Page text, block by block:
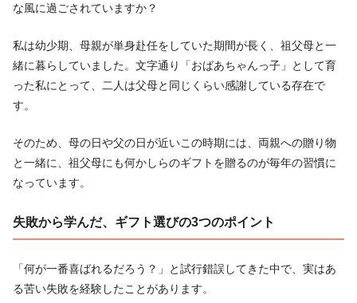
な風に過ごされていますか？
私は幼少期、母親が単身赴任をしていた期間が長く、祖父母と一
緒に暮らしていました。文字通り「おばあちゃんっ子」として育
った私にとって、二人は父母と同じくらい感謝している存在で
す。
そのため、母の日や父の日が近いこの時期には、両親への贈り物
と一緒に、祖父母にも何かしらのギフトを贈るのが毎年の習慣に
なっています。
失敗から学んだ、ギフト選びの3つのポイント
「何が一番喜ばれるだろう？」と試行錯誤してきた中で、実はあ
る苦い失敗を経験したことがあります。